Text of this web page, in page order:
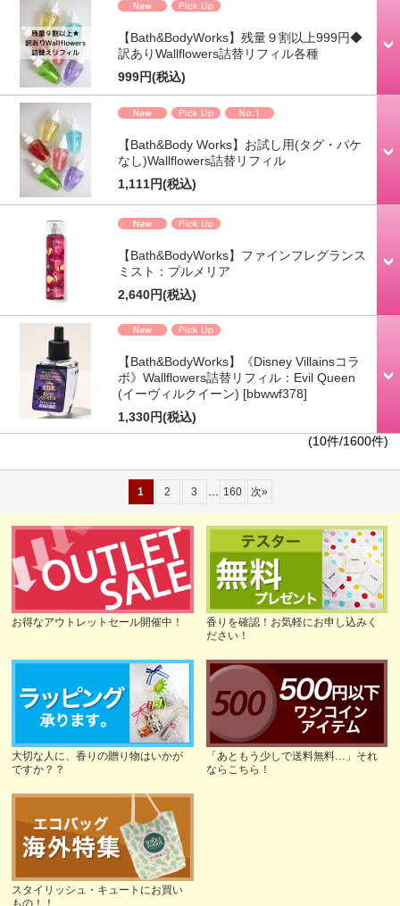
【Bath&BodyWorks】残量９割以上999円◆
訳ありWallflowers詰替リフィル各種
999円(税込)
【Bath&Body Works】お試し用(タグ・パケ
なし)Wallflowers詰替リフィル
1,111円(税込)
【Bath&BodyWorks】ファインフレグランス
ミスト：プルメリア
2,640円(税込)
【Bath&BodyWorks】《Disney Villainsコラ
ボ》Wallflowers詰替リフィル：Evil Queen
(イーヴィルクイーン) [bbwwf378]
1,330円(税込)
(10件/1600件)
1 2 3 ... 160 次»
お得なアウトレットセール開催中！
香りを確認！お気軽にお申し込みく
ださい！
大切な人に、香りの贈り物はいかが
ですか？？
「あともう少しで送料無料…」それ
ならこちら！
スタイリッシュ・キュートにお買い